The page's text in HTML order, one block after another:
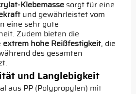
Klebemassesorgt für eine
und gewährleistet vom
eine sehr gute
Zudem bieten die
extrem hohe Reißfestigkeit, die
des gesamten
und Langlebigkeit
aus PP (Polypropylen) mit